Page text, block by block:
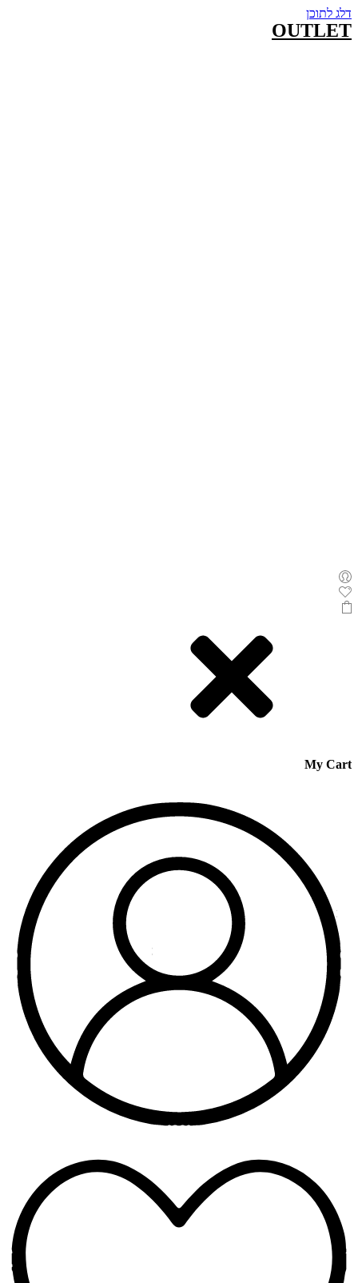
דלג לתוכן
OUTLET
My Cart